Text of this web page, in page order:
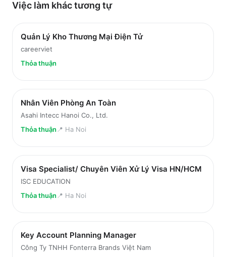
Việc làm kháctương tự
Quản Lý Kho Thương Mại Điện Tử
careerviet
Thỏa thuận
Nhân Viên Phòng An Toàn
Asahi Intecc Hanoi Co., Ltd.
Thỏa thuận 📍 Ha Noi
Visa Specialist/ Chuyên Viên Xử Lý Visa HN/HCM
ISC EDUCATION
Thỏa thuận 📍 Ha Noi
Key Account Planning Manager
Công Ty TNHH Fonterra Brands Việt Nam